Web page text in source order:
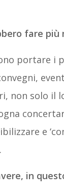
fare più
portare
non solo il
e
in